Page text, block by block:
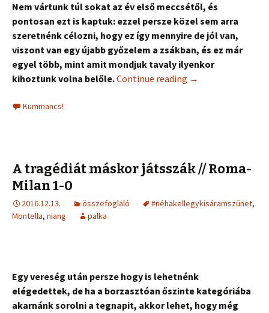
Nem vártunk túl sokat az év első meccsétől, és
pontosan ezt is kaptuk: ezzel persze közel sem arra
szeretnénk célozni, hogy ez így mennyire de jól van,
viszont van egy újabb győzelem a zsákban, és ez már
egyel több, mint amit mondjuk tavaly ilyenkor
kihoztunk volna belőle.Continue reading →
Kummancs!
A tragédiát máskor játsszák // Roma-
Milan 1-0
2016.12.13. összefoglaló #néhakellegykisáramszünet,
Montella, niang palka
Egy vereség után persze hogy is lehetnénk
elégedettek, de ha a borzasztóan őszinte kategóriába
akarnánk sorolni a tegnapit, akkor lehet, hogy még